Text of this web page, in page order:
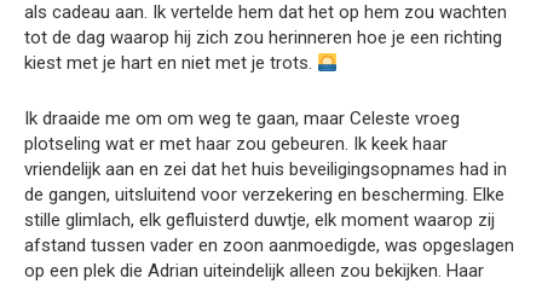
als cadeau aan. Ik vertelde hem dat het op hem zou wachten
tot de dag waarop hij zich zou herinneren hoe je een richting
kiest met je hart en niet met je trots.
Ik draaide me om om weg te gaan, maar Celeste vroeg
plotseling wat er met haar zou gebeuren. Ik keek haar
vriendelijk aan en zei dat het huis beveiligingsopnames had in
de gangen, uitsluitend voor verzekering en bescherming. Elke
stille glimlach, elk gefluisterd duwtje, elk moment waarop zij
afstand tussen vader en zoon aanmoedigde, was opgeslagen
op een plek die Adrian uiteindelijk alleen zou bekijken. Haar